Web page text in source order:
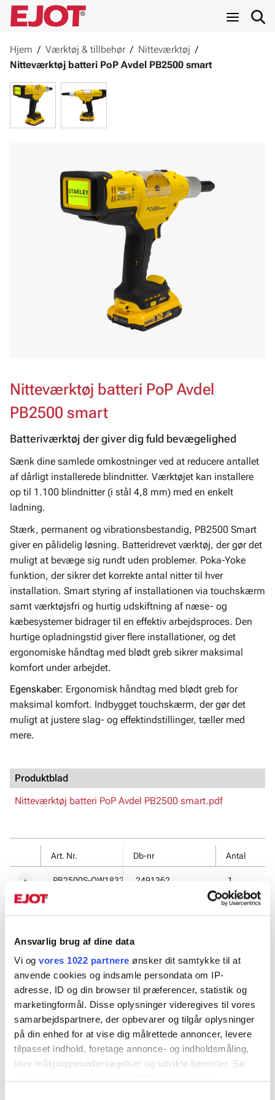
Ansvarlig brug af dine data
Vi og vores 1022 partnere ønsker dit samtykke til at
anvende cookies og indsamle persondata om IP-
adresse, ID og din browser til præferencer, statistik og
marketingformål. Disse oplysninger videregives til vores
samarbejdspartnere, der opbevarer og tilgår oplysninger
på din enhed for at vise dig målrettede annoncer, levere
tilpasset indhold, foretage annonce- og indholdsmåling,
lave målgruppeundersøgelser og udvikle tjenester. Se
Hjem / Værktøj & tillbehør / Nitteværktøj /
Nitteværktøj batteri PoP Avdel PB2500 smart
Nitteværktøj batteri PoP Avdel
PB2500 smart
Batteriværktøj der giver dig fuld bevægelighed
Sænk dine samlede omkostninger ved at reducere antallet
af dårligt installerede blindnitter. Værktøjet kan installere
op til 1.100 blindnitter (i stål 4,8 mm) med en enkelt
ladning.
Stærk, permanent og vibrationsbestandig, PB2500 Smart
giver en pålidelig løsning. Batteridrevet værktøj, der gør det
muligt at bevæge sig rundt uden problemer. Poka-Yoke
funktion, der sikrer det korrekte antal nitter til hver
installation. Smart styring af installationen via touchskærm
samt værktøjsfri og hurtig udskiftning af næse- og
kæbesystemer bidrager til en effektiv arbejdsproces. Den
hurtige opladningstid giver flere installationer, og det
ergonomiske håndtag med blødt greb sikrer maksimal
komfort under arbejdet.
Egenskaber: Ergonomisk håndtag med blødt greb for
maksimal komfort. Indbygget touchskærm, der gør det
muligt at justere slag- og effektindstillinger, tæller med
mere.
Produktblad
Nitteværktøj batteri PoP Avdel PB2500 smart.pdf
Art. Nr. Db-nr Antal
▼ PB2500S-QW1832 2491362 1